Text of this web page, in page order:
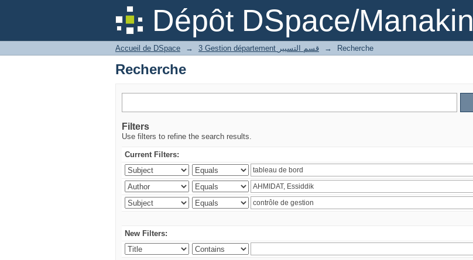
Dépôt DSpace/Manakin
Recherche
Accueil de DSpace → 3 Gestion département قسم التسيير → Recherche
Recherche
Filters
Use filters to refine the search results.
Current Filters:
New Filters: